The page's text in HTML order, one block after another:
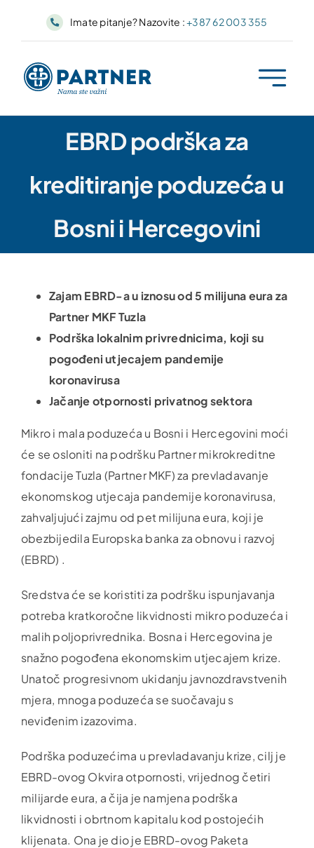
Imate pitanje? Nazovite :+387 62 003 355
EBRD podrška za
kreditiranje poduzeća u
Bosni i Hercegovini
Zajam EBRD-a u iznosu od 5 milijuna eura za
Partner MKF Tuzla
Podrška lokalnim privrednicima, koji su
pogođeni utjecajem pandemije
koronavirusa
Jačanje otpornosti privatnog sektora
Mikro i mala poduzeća u Bosni i Hercegovini moći
će se osloniti na podršku Partner mikrokreditne
fondacije Tuzla (Partner MKF) za prevladavanje
ekonomskog utjecaja pandemije koronavirusa,
zahvaljujući zajmu od pet milijuna eura, koji je
obezbijedila Europska banka za obnovu i razvoj
(EBRD) .
Sredstva će se koristiti za podršku ispunjavanja
potreba kratkoročne likvidnosti mikro poduzeća i
malih poljoprivrednika. Bosna i Hercegovina je
snažno pogođena ekonomskim utjecajem krize.
Unatoč progresivnom ukidanju javnozdravstvenih
mjera, mnoga poduzeća se suočavaju s
neviđenim izazovima.
Podrška poduzećima u prevladavanju krize, cilj je
EBRD-ovog Okvira otpornosti, vrijednog četiri
milijarde eura, a čija je namjena podrška
likvidnosti i obrtnom kapitalu kod postojećih
klijenata. Ona je dio je EBRD-ovog Paketa